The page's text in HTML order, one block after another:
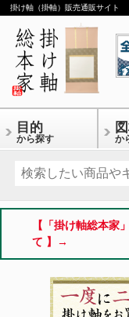
掛け軸（掛軸）販売通販サイト
目的
から探す か
【「掛け軸総本家
て 】→